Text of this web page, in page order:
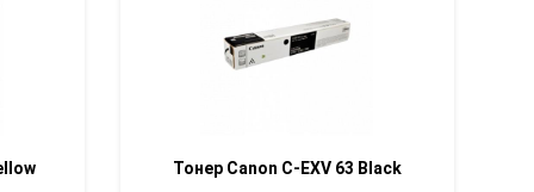
Тонер Canon C-EXV 63 Black